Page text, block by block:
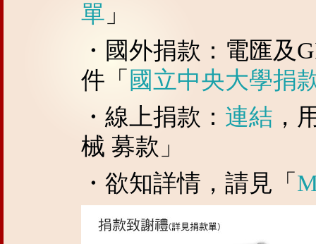
單 」
・國外捐款：電匯及
件「 國立中央大學捐
・線上捐款： 連結 ，
械 募款」
・欲知詳情，請見「